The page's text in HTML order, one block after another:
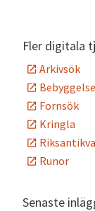
Fler digitala
Arkivsök
Fornsök
Kringla
Runor
Senaste